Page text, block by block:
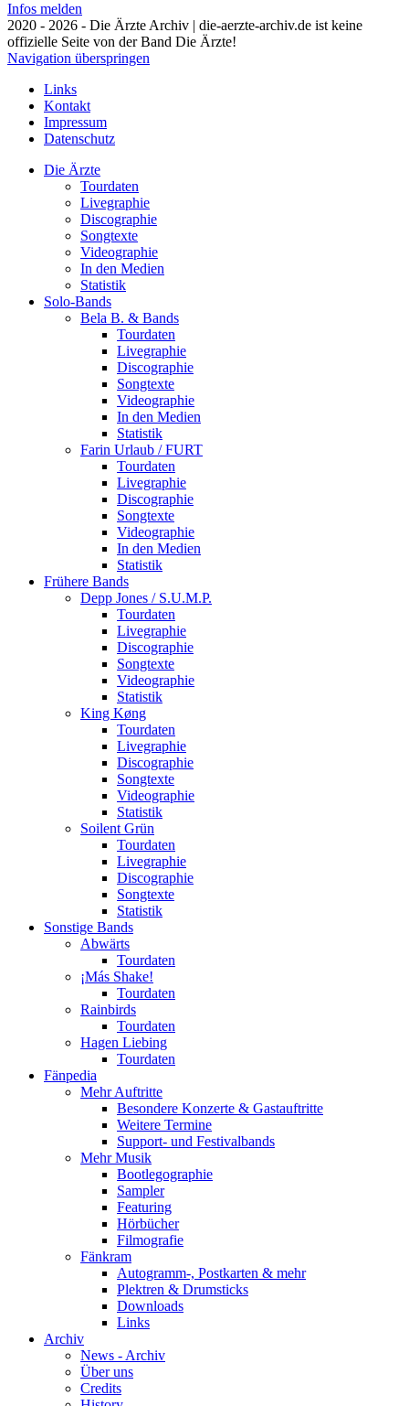
Infos melden
2020 - 2026 - Die Ärzte Archiv | die-aerzte-archiv.de ist keine
offizielle Seite von der Band Die Ärzte!
Navigation überspringen
Links
Kontakt
Impressum
Datenschutz
Die Ärzte
Tourdaten
Livegraphie
Discographie
Songtexte
Videographie
In den Medien
Statistik
Solo-Bands
Bela B. & Bands
Tourdaten
Livegraphie
Discographie
Songtexte
Videographie
In den Medien
Statistik
Farin Urlaub / FURT
Tourdaten
Livegraphie
Discographie
Songtexte
Videographie
In den Medien
Statistik
Frühere Bands
Depp Jones / S.U.M.P.
Tourdaten
Livegraphie
Discographie
Songtexte
Videographie
Statistik
King Køng
Tourdaten
Livegraphie
Discographie
Songtexte
Videographie
Statistik
Soilent Grün
Tourdaten
Livegraphie
Discographie
Songtexte
Statistik
Sonstige Bands
Abwärts
Tourdaten
¡Más Shake!
Tourdaten
Rainbirds
Tourdaten
Hagen Liebing
Tourdaten
Fänpedia
Mehr Auftritte
Besondere Konzerte & Gastauftritte
Weitere Termine
Support- und Festivalbands
Mehr Musik
Bootlegographie
Sampler
Featuring
Hörbücher
Filmografie
Fänkram
Autogramm-, Postkarten & mehr
Plektren & Drumsticks
Downloads
Links
Archiv
News - Archiv
Über uns
Credits